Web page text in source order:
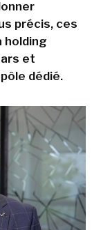
précis, ces
holding
et
dédié.